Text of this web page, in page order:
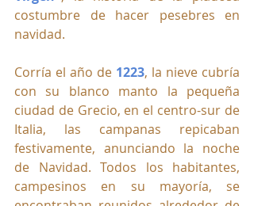
costumbre de hacer pesebres en
navidad.
Corría el año de 1223, la nieve cubría
con su blanco manto la pequeña
ciudad de Grecio, en el centro-sur de
Italia, las campanas repicaban
festivamente, anunciando la noche
de Navidad. Todos los habitantes,
campesinos en su mayoría, se